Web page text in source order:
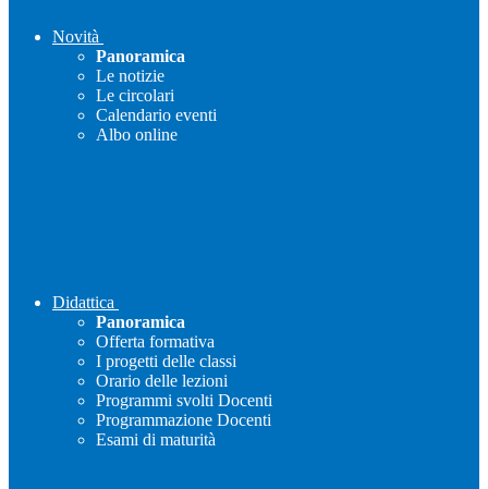
Novità
Panoramica
Le notizie
Le circolari
Calendario eventi
Albo online
Didattica
Panoramica
Offerta formativa
I progetti delle classi
Orario delle lezioni
Programmi svolti Docenti
Programmazione Docenti
Esami di maturità